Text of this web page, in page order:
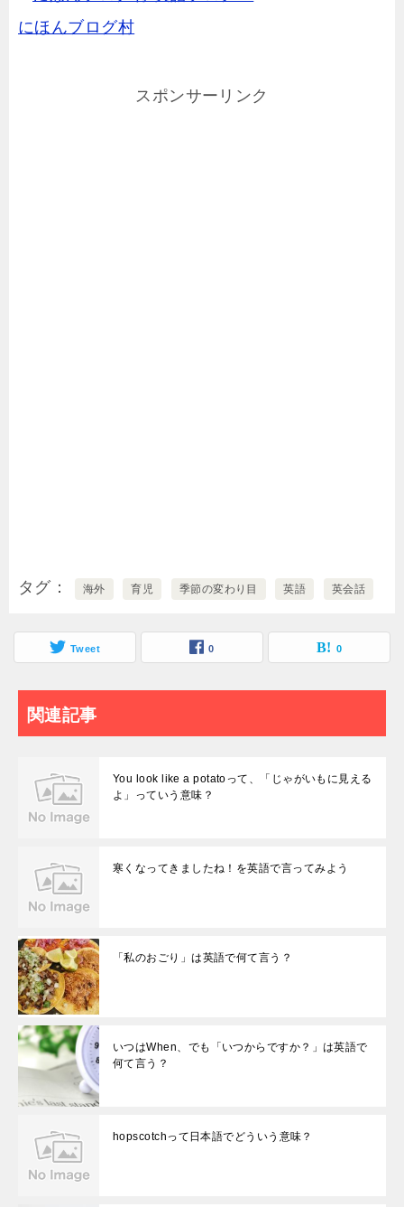
にほんブログ村
スポンサーリンク
タグ 海外 育児 季節の変わり目 英語 英会話
Tweet 0 0
関連記事
You look like a potatoって、「じゃがいもに見える
よ」っていう意味？
寒くなってきましたね！を英語で言ってみよう
「私のおごり」は英語で何て言う？
いつはWhen、でも「いつからですか？」は英語で
何て言う？
hopscotchって日本語でどういう意味？